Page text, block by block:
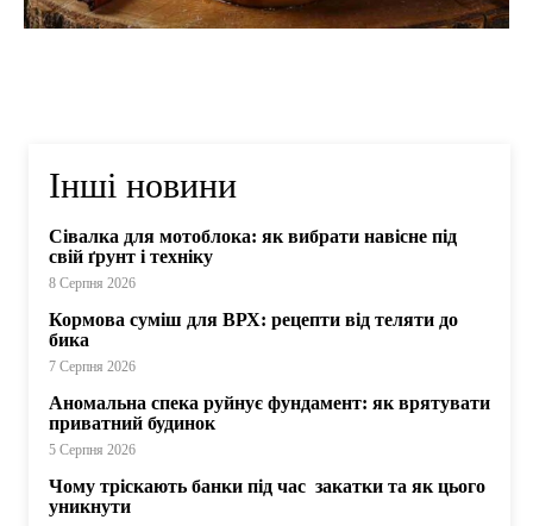
Інші новини
Сівалка для мотоблока: як вибрати навісне під
свій ґрунт і техніку
8 Серпня 2026
Кормова суміш для ВРХ: рецепти від теляти до
бика
7 Серпня 2026
Аномальна спека руйнує фундамент: як врятувати
приватний будинок
5 Серпня 2026
Чому тріскають банки під час закатки та як цього
уникнути